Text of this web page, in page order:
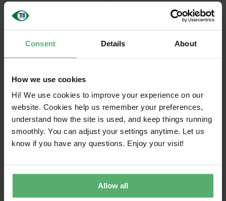
Consent Details About
How we use cookies
Hi! We use cookies to improve your experience on our
website. Cookies help us remember your preferences,
understand how the site is used, and keep things running
smoothly. You can adjust your settings anytime. Let us
know if you have any questions. Enjoy your visit!
Allow all
duurzame verandering te stimuleren, moeten alle
belangrijke aspecten worden meegenomen:
klimaat, stoffen, circulariteit en de
toeleveringsketen.
belangrijkste uitdagingen op het gebied van
duurzaamheid en hoe TCO Certified deze aan te
pakken. Ontdek welke criteria de certificering
omvat en hoe IT-inkopers duurzamere werkwijzen
kunnen ondersteunen.
Klimaat
hun hele levenscyclus bij aan de klimaatcrisis. Er zijn al
doeltreffende methoden beschikbaar om de impact